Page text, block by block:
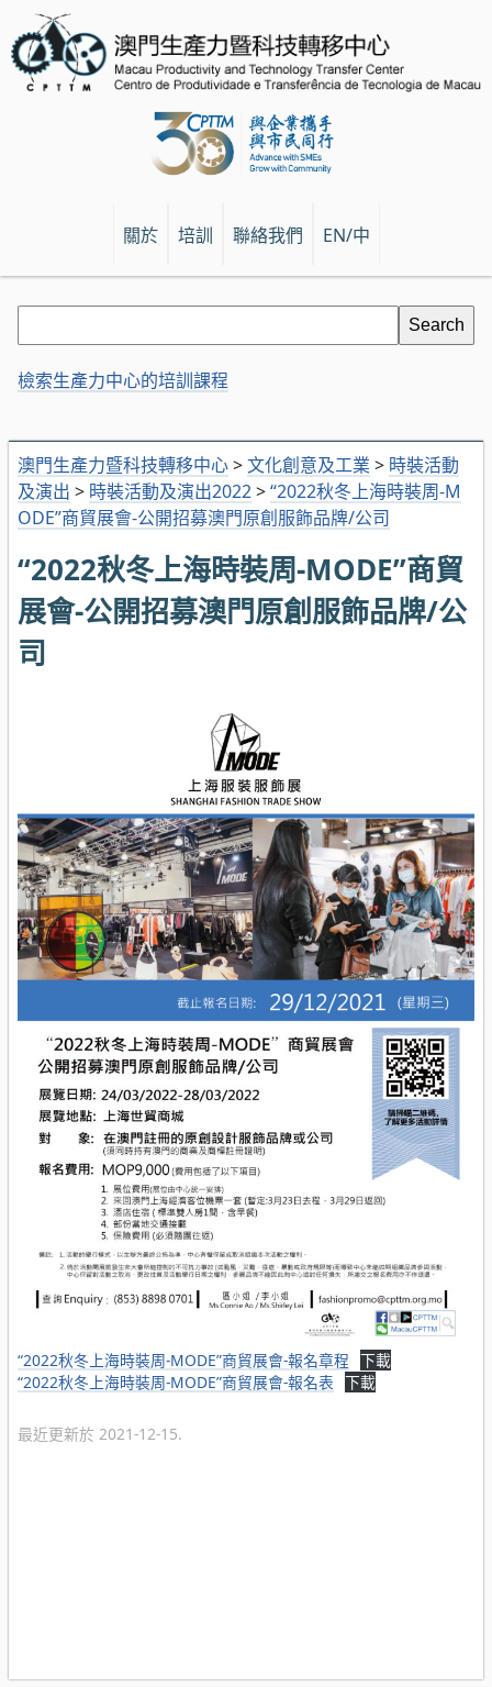
關於 培訓 聯絡我們 EN/中
澳門生產力暨科技轉移中心>文化創意及工業 > 時裝活動
及演出 > 時裝活動及演出2022>“2022秋冬上海時裝周-M
ODE”商貿展會-公開招募澳門原創服飾品牌/公司
“2022秋冬上海時裝周-MODE”商貿
展會-公開招募澳門原創服飾品牌/公
司
“2022秋冬上海時裝周-MODE”商貿展會-報名章程
下載
“2022秋冬上海時裝周-MODE”商貿展會-報名表
下載
最近更新於 2021-12-15.
檢索生產力中心的培訓課程